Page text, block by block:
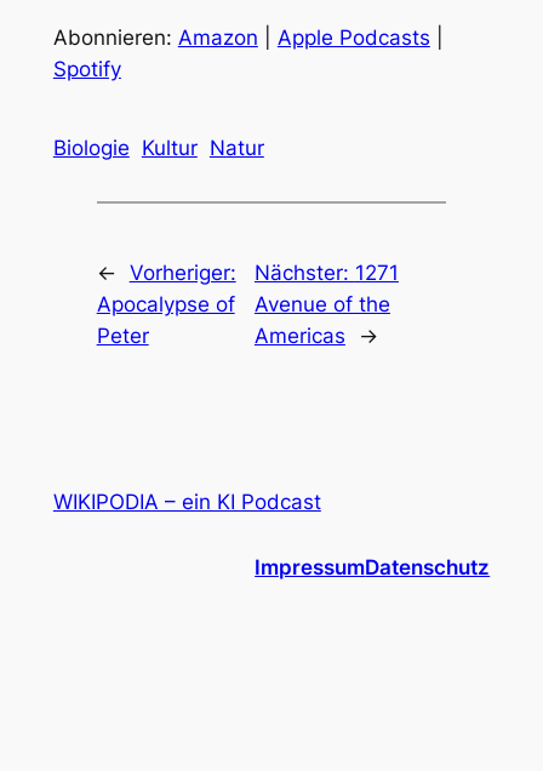
EMBED
Abonnieren: Amazon Apple Podcasts
Spotify
Biologie Kultur Natur
← Vorheriger:
Apocalypse of
Peter
Nächster: 1271
Avenue of the
Americas
→
WIKIPODIA – ein KI Podcast
ImpressumDatenschutz